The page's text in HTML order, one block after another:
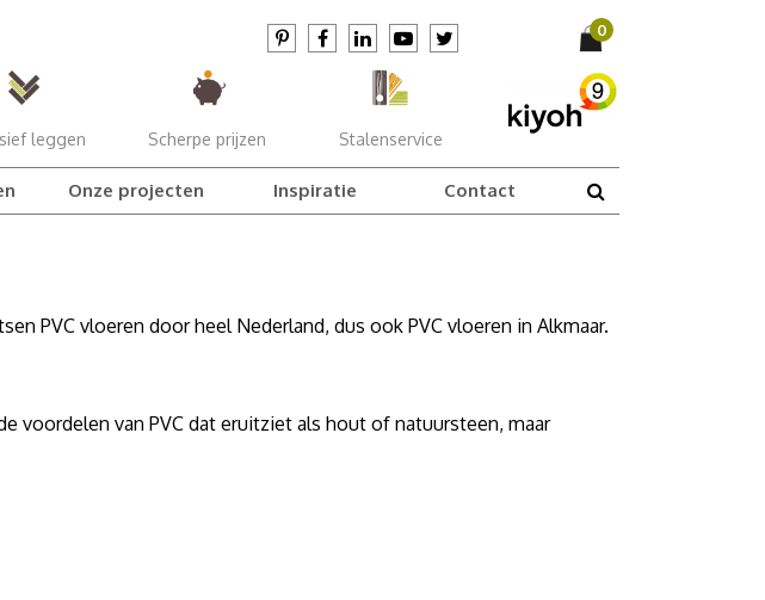
leggen Scherpe prijzen Stalenservice
Onze projecten Inspiratie Contact
PVC vloeren door heel Nederland, dus ook PVC vloeren in Alkmaar.
voordelen van PVC dat eruitziet als hout of natuursteen, maar